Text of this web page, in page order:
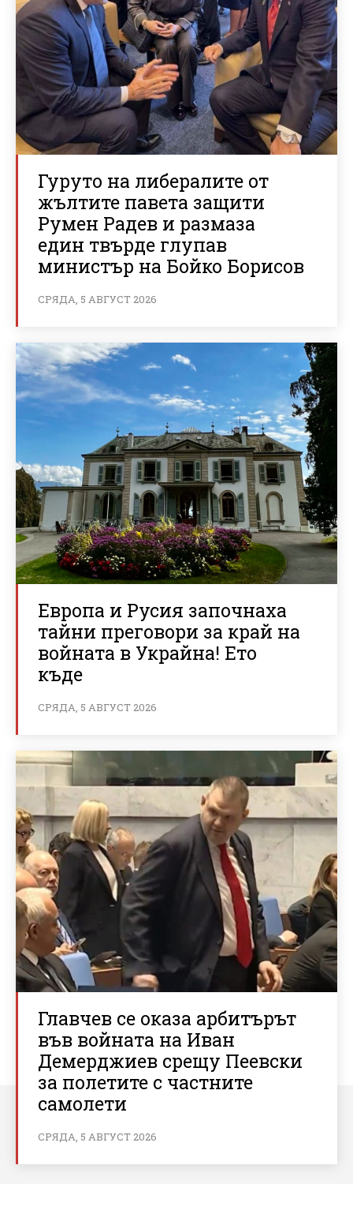
Гуруто на либералите от
жълтите павета защити
Румен Радев и размаза
един твърде глупав
министър на Бойко Борисов
СРЯДА, 5 АВГУСТ 2026
Европа и Русия започнаха
тайни преговори за край на
войната в Украйна! Ето
къде
СРЯДА, 5 АВГУСТ 2026
Главчев се оказа арбитърът
във войната на Иван
Демерджиев срещу Пеевски
за полетите с частните
самолети
СРЯДА, 5 АВГУСТ 2026